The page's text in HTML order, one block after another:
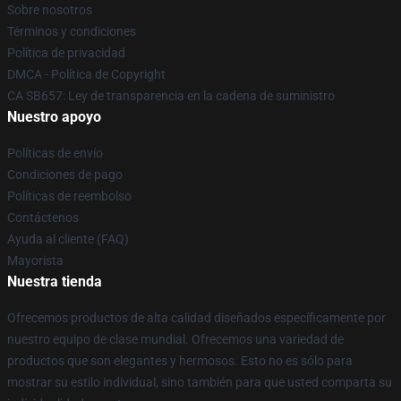
Sobre nosotros
Términos y condiciones
Política de privacidad
DMCA - Política de Copyright
CA SB657: Ley de transparencia en la cadena de suministro
Nuestro apoyo
Políticas de envío
Condiciones de pago
Políticas de reembolso
Contáctenos
Ayuda al cliente (FAQ)
Mayorista
Nuestra tienda
Ofrecemos productos de alta calidad diseñados específicamente por
nuestro equipo de clase mundial. Ofrecemos una variedad de
productos que son elegantes y hermosos. Esto no es sólo para
mostrar su estilo individual, sino también para que usted comparta su